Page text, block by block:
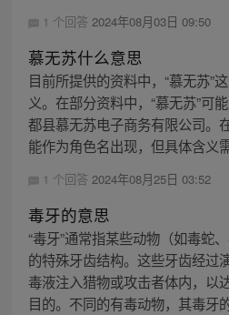
1 个回答 2024年08月03日 09:50
慕无苏什么意思
目前所提供的资料中，“慕无苏”
义。在部分资料中，“慕无苏”可
都县慕无苏电子商务有限公司。
能作为角色名出现，但具体含义
1 个回答 2024年08月25日 03:52
毒牙的意思
“毒牙”通常指某些动物（如毒蛇
的特殊牙齿结构。这些牙齿经过
毒液注入猎物或攻击者体内，以
目的。不同的有毒动物，其毒牙